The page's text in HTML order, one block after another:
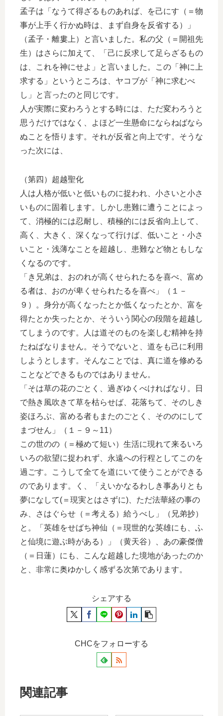
孟子は「なうて得ざるものあれば、を己にす（＝物
事が上手く行かぬ時は、まず自身を反省する）」
（孟子・離婁上）と言いました。私の父（＝開祖先
生）はさらに加えて、「己に反求して足らざるもの
は、これを神にせよ」と言いました。この「神に上
求する」というところは、ヤコブが「神に求むべ
し」と言ったのと同じです。
人が実際に変わろうとする時には、ただ変わろうと
思うだけではなく、よほど一生懸命にならねばなら
ぬことを悟ります。それが反省と向上です。そうな
った次には、
（第四）超越聖化
人は人格が低いと低いものに捉われ、小さいと小さ
いものに固着します。しかし患難に遭うことによっ
て、消極的には忍耐し、積極的には反省向上して、
高く、大きく、深くなって行けば、低いこと・小さ
いこと・浅薄なことを超越し、患難など物ともしな
くなるのです。
「き兄弟は、おのれが高くせられたるを喜べ、富め
る者は、おのが卑くせられたるを喜べ」（１－
９）。身分が高くなったとか低くなったとか、富を
得たとか失ったとか、そういう関心の段階を超越し
てしまうのです。人は道そのものを楽しむ精神を持
たねばなりません。そうでないと、道をも己に利用
しようとします。そんなことでは、真に道を修める
ことなどできるものではありません。
「そは草の花のごとく、過ぎゆくべければなり。日
で熱き風吹きて草を枯らせば、花落ちて、そのしき
姿ほろぶ、富める者もまたのごとく、そののにして
まづせん」（１－９～11）
この世のの（＝極めて短い）生活に現れて来るいろ
いろの欲望に捉われず、永遠への行程としてこのを
過ごす。こうして全てを道にいて使うことができる
のであります。く、「えいかなるわしき事ありとも
夢になして(＝現実とはさずに)、ただ法華経の事の
み、さはぐらせ（＝考える）給うべし」（兄弟抄）
と。「英雄をせばち神仙（＝現世的な英雄にも、ふ
と仙境に遊ぶ時がある）」（黄天谷）、あの豪傑僧
（＝日蓮）にも、こんな超越した境地があったのか
と、非常に奥ゆかしく感ずる次第であります。
シェアする
CHCをフォローする
関連記事